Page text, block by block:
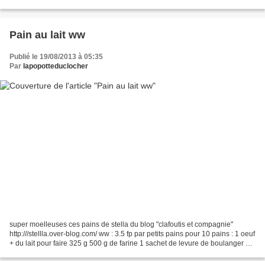
Pain au lait ww
Publié le 19/08/2013 à 05:35
Par lapopotteduclocher
super moelleuses ces pains de stella du blog "clafoutis et compagnie"
http:///stellla.over-blog.com/ ww : 3.5 fp par petits pains pour 10 pains : 1 oeuf
+ du lait pour faire 325 g 500 g de farine 1 sachet de levure de boulanger 50